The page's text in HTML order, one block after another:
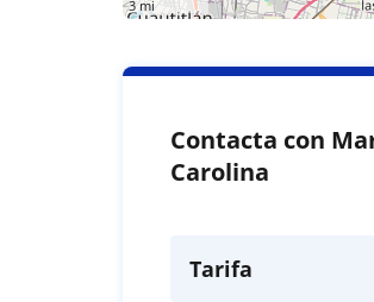
3 mi
Contacta con
Carolina
Tarifa